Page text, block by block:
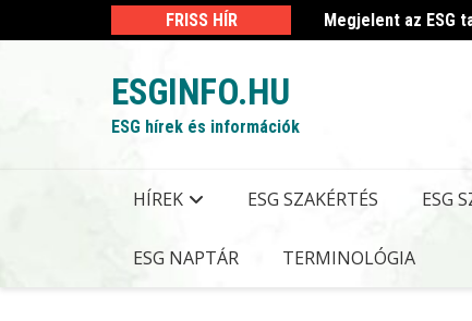
to
FRISS HÍR Megjelent az ESG
ESGINFO.HU
ESG hírek és információk
HÍREK ESG SZAKÉRTÉS ESG
ESG NAPTÁR TERMINOLÓGIA